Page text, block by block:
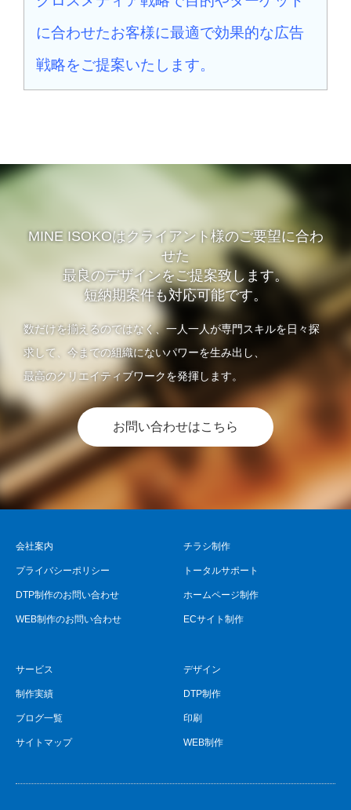
に合わせたお客様に最適で効果的な広告
戦略をご提案いたします。
MINE ISOKOはクライアント様のご要望に合わ
せた
最良のデザインをご提案致します。
短納期案件も対応可能です。
数だけを揃えるのではなく、一人一人が専門スキルを日々探
求して、今までの組織にないパワーを生み出し、
最高のクリエイティブワークを発揮します。
お問い合わせはこちら
会社案内
プライバシーポリシー
DTP制作のお問い合わせ
WEB制作のお問い合わせ
チラシ制作
トータルサポート
ホームページ制作
ECサイト制作
サービス
制作実績
ブログ一覧
サイトマップ
デザイン
DTP制作
印刷
WEB制作